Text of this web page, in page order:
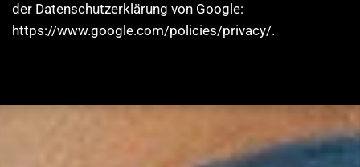
der Datenschutzerklärung von Google:
https://www.google.com/policies/privacy/.